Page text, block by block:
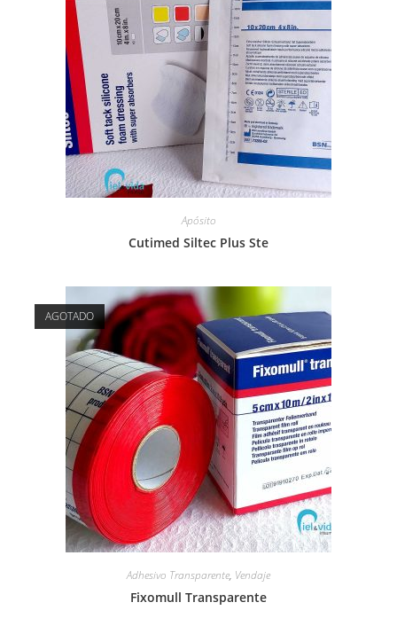
Apósito
Cutimed Siltec Plus Ste
AGOTADO
Adhesivo Transparente, Vendaje
Fixomull Transparente